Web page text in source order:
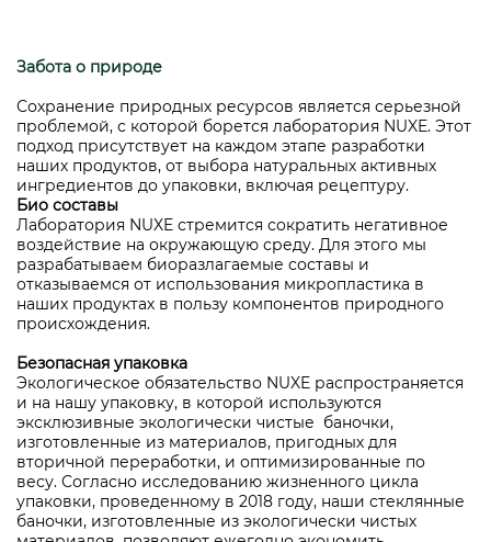
Забота о природе
Сохранение природных ресурсов является серьезной
проблемой, с которой борется лаборатория NUXE. Этот
подход присутствует на каждом этапе разработки
наших продуктов, от выбора натуральных активных
ингредиентов до упаковки, включая рецептуру.
Био составы
Лаборатория NUXE стремится сократить негативное
воздействие на окружающую среду. Для этого мы
разрабатываем биоразлагаемые составы и
отказываемся от использования микропластика в
наших продуктах в пользу компонентов природного
происхождения.
Безопасная упаковка
Экологическое обязательство NUXE распространяется
и на нашу упаковку, в которой используются
эксклюзивные экологически чистые баночки,
изготовленные из материалов, пригодных для
вторичной переработки, и оптимизированные по
весу. Согласно исследованию жизненного цикла
упаковки, проведенному в 2018 году, наши стеклянные
баночки, изготовленные из экологически чистых